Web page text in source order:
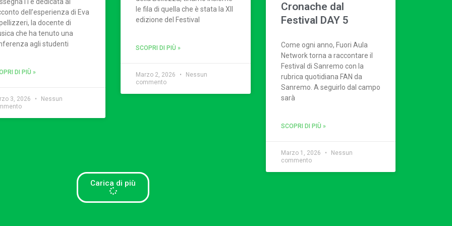
dell’esperienza di Eva
la docente di
che ha tenuto una
agli studenti
DI PIÙ »
3, 2026
Nessun
le fila di quella che è stata la XII
edizione del Festival
SCOPRI DI PIÙ »
Marzo 2, 2026
Nessun
commento
Cronache dal
Festival DAY 5
Come ogni anno, Fuori Aula
Network torna a raccontare il
Festival di Sanremo con la
rubrica quotidiana FAN da
Sanremo. A seguirlo dal campo
sarà
SCOPRI DI PIÙ »
Marzo 1, 2026
Nessun
commento
Carica di più